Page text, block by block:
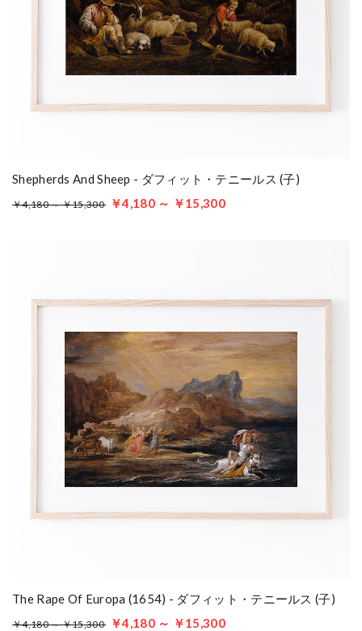
Shepherds And Sheep - ダフィット・テニールス (子)
￥4,180 ～ ￥15,300 ￥4,180 ～ ￥15,300
The Rape Of Europa (1654) - ダフィット・テニールス (子)
￥4,180 ～ ￥15,300 ￥4,180 ～ ￥15,300